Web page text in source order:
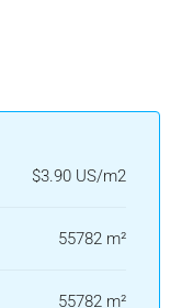
$3.90 US/m2
55782 m²
55782 m²